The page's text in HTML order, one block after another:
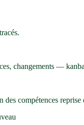
changements —
des compétences reprise